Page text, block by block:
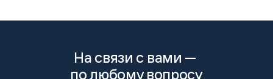
На связи с вами —
по любому вопросу